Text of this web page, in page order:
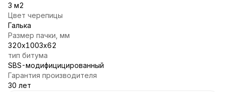
3 м2
Цвет черепицы
Галька
Размер пачки, мм
320х1003х62
тип битума
SBS-модифицицированный
Гарантия производителя
30 лет